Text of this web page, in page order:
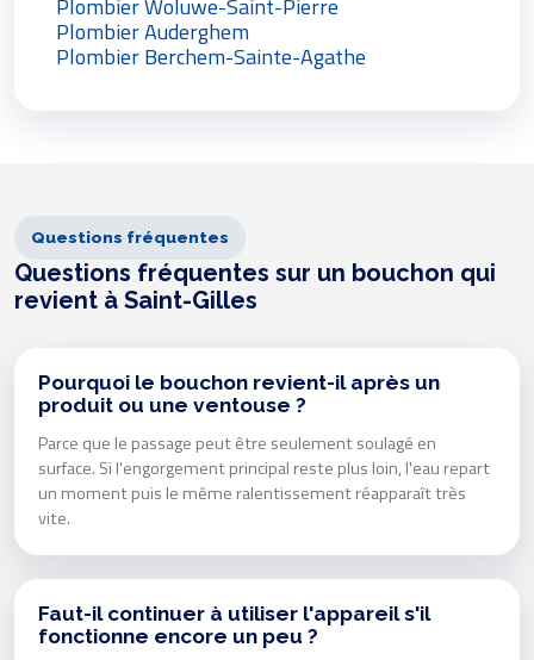
Plombier Woluwe-Saint-Pierre
Plombier Auderghem
Plombier Berchem-Sainte-Agathe
Questions fréquentes
Questions fréquentes sur un bouchon qui
revient à Saint-Gilles
Pourquoi le bouchon revient-il après un
produit ou une ventouse ?
Parce que le passage peut être seulement soulagé en
surface. Si l'engorgement principal reste plus loin, l'eau repart
un moment puis le même ralentissement réapparaît très
vite.
Faut-il continuer à utiliser l'appareil s'il
fonctionne encore un peu ?